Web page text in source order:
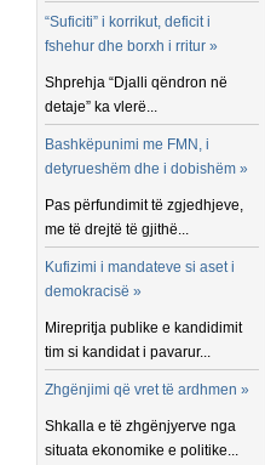
“Suficiti” i korrikut, deficit i
fshehur dhe borxh i rritur »
Shprehja “Djalli qëndron në
detaje” ka vlerë...
Bashkëpunimi me FMN, i
detyrueshëm dhe i dobishëm »
Pas përfundimit të zgjedhjeve,
me të drejtë të gjithë...
Kufizimi i mandateve si aset i
demokracisë »
Mirepritja publike e kandidimit
tim si kandidat i pavarur...
Zhgënjimi që vret të ardhmen »
Shkalla e të zhgënjyerve nga
situata ekonomike e politike...